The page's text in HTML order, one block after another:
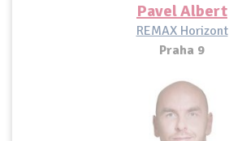
Pavel Albert
REMAX Horizont
Praha 9